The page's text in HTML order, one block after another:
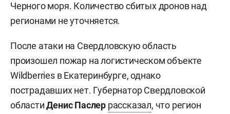
Черного моря. Количество сбитых дронов над
регионами не уточняется.
После атаки на Свердловскую область
произошел пожар на логистическом объекте
Wildberries в Екатеринбурге, однако
пострадавших нет. Губернатор Свердловской
областиДенис Паслер рассказал, что регион